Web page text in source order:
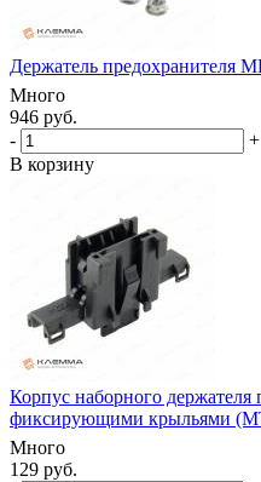
Держатель предохранителя
Много
946 руб.
-
+
В корзину
Корпус наборного держателя
фиксирующими крыльями
Много
129 руб.